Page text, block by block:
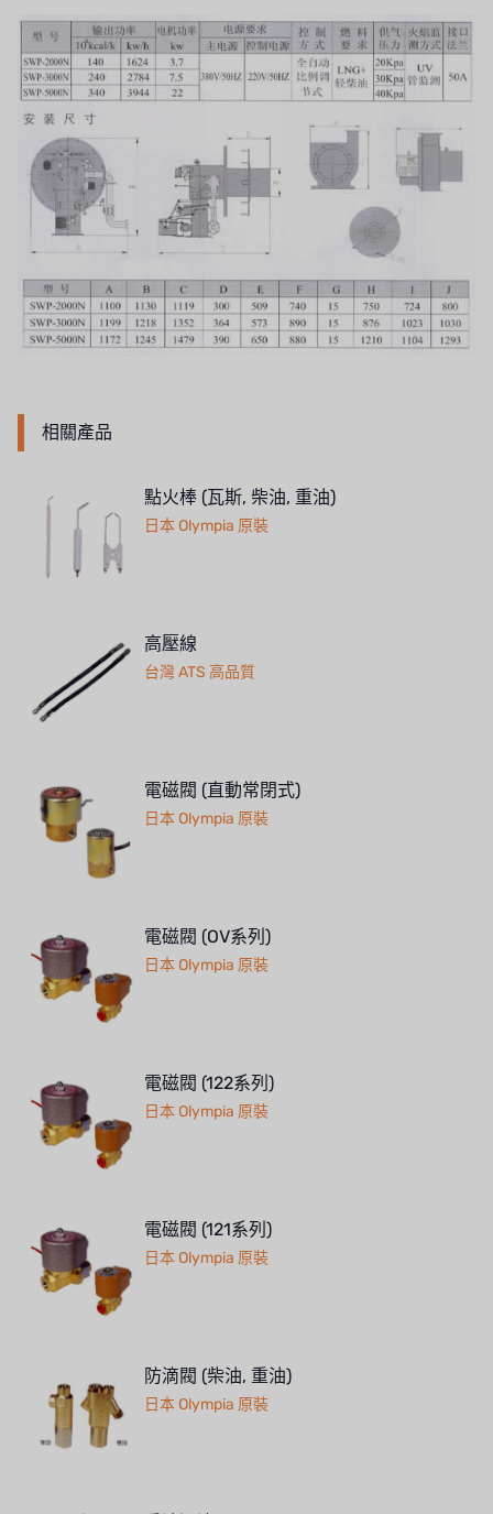
OLTREMARE
NIPCON
TROCHOID
國產
EGO
KATO
LECIP
JACOBI
WAVE CYBER
BOSCHINI
CASH ACME
RUNXIN
相關產品
點火棒 (瓦斯, 柴油, 重油)
日本 Olympia 原裝
高壓線
台灣 ATS 高品質
電磁閥 (直動常閉式)
日本 Olympia 原裝
電磁閥 (OV系列)
日本 Olympia 原裝
電磁閥 (122系列)
日本 Olympia 原裝
電磁閥 (121系列)
日本 Olympia 原裝
防滴閥 (柴油, 重油)
日本 Olympia 原裝